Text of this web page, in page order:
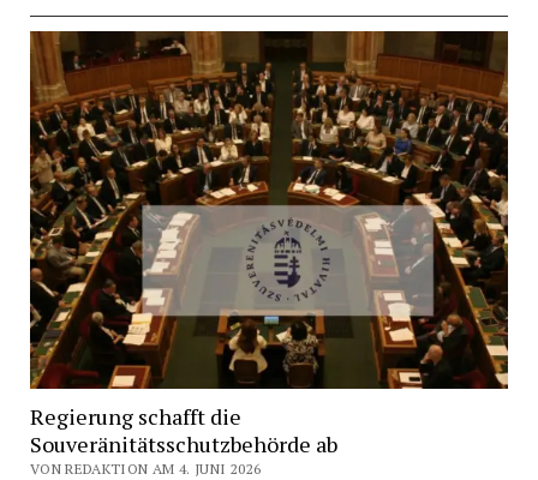
Regierung schafft die
Souveränitätsschutzbehörde ab
VON REDAKTION AM 4. JUNI 2026